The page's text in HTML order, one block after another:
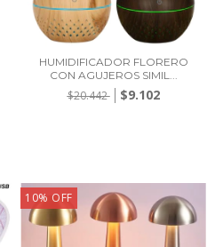
HUMIDIFICADOR FLORERO
CON AGUJEROS SIMIL...
$20.442 $9.102
10% OFF